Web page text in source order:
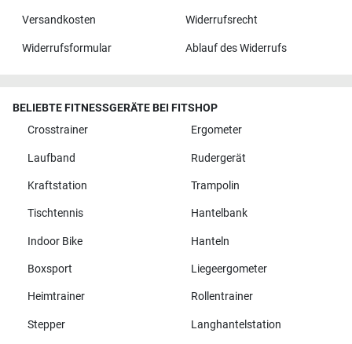
Versandkosten Widerrufsrecht
Widerrufsformular Ablauf des Widerrufs
BELIEBTE FITNESSGERÄTE BEI FITSHOP
Crosstrainer
Ergometer
Laufband Rudergerät
Kraftstation Trampolin
Tischtennis Hantelbank
Indoor Bike Hanteln
Boxsport Liegeergometer
Heimtrainer Rollentrainer
Stepper Langhantelstation